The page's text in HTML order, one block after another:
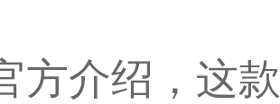
介绍，这款